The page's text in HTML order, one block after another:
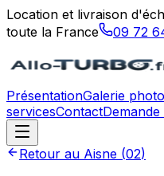
Location et livraison
toute la France
09 72
PrésentationGalerie
servicesContact
Retour au Aisne (02)